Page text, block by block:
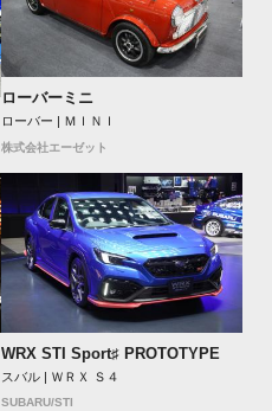
ローバーミニ
ローバー | ＭＩＮＩ
株式会社エーゼット
WRX STI Sport♯ PROTOTYPE
スバル | ＷＲＸ Ｓ４
SUBARU/STI